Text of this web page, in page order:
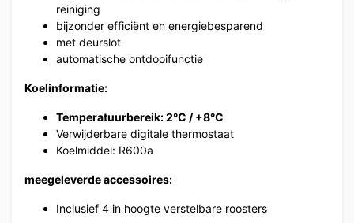
reiniging
bijzonder efficiënt en energiebesparend
met deurslot
automatische ontdooifunctie
Koelinformatie:
Temperatuurbereik: 2°C / +8°C
Verwijderbare digitale thermostaat
Koelmiddel: R600a
meegeleverde accessoires:
Inclusief 4 in hoogte verstelbare roosters